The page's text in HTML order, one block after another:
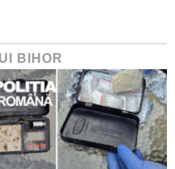
BIHOR